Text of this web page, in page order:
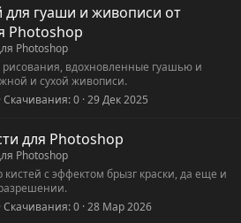
для гуаши и живописи от
Photoshop
Photoshop
рисования, вдохновленные гуашью и
и сухой живописи.
0Скачивания 0 29 Дек 2025
для Photoshop
Photoshop
с эффектом брызг краски, да еще и
0Скачивания 0 28 Мар 2026